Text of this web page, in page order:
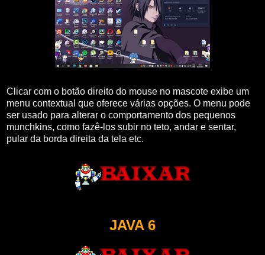
Clicar com o botão direito do mouse no mascote exibe um
menu contextual que oferece várias opções. O menu pode
ser usado para alterar o comportamento dos pequenos
munchkins, como fazê-los subir no teto, andar e sentar,
pular da borda direita da tela etc.
JAVA 6